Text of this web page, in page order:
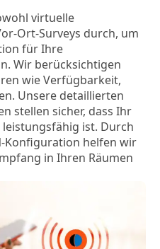
virtuelle
Ort-Surveys durch, um
für Ihre
Wir berücksichtigen
wie Verfügbarkeit,
Unsere detaillierten
stellen sicher, dass Ihr
ist. Durch
Konfiguration helfen wir
in Ihren Räumen